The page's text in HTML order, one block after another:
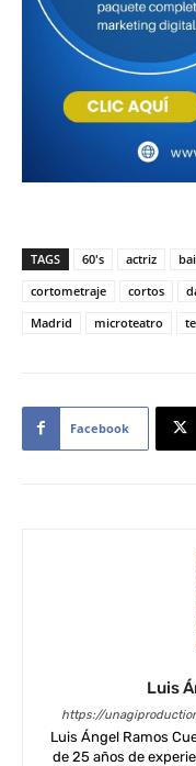
TAGS 60's actriz
cortometraje
cortos
Madrid
microteatro
Facebook
Luis
https://
Luis Ángel Ramos
de 25 años de